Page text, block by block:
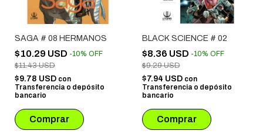
SAGA # 08 HERMANOS
$10.29 USD -10% OFF
$11.43 USD
$9.78 USD con
Transferencia o depósito
bancario
BLACK SCIENCE # 02
$8.36 USD -10% OFF
$9.29 USD
$7.94 USD con
Transferencia o depósito
bancario